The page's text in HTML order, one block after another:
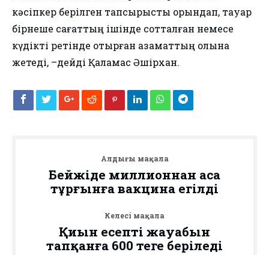
кәсіпкер берілген тапсырысты орындап, тауар
бірнеше сағаттың ішінде сотталған немесе
күдікті ретінде отырған азаматтың қолына
жетеді, –дейді Қаламқас Әшірхан.
Алдыңғы мақала
Бейжіңде миллионнан аса
тұрғынға вакцина егілді
Келесі мақала
Қиын есептің жауабын
тапқанға 600 теңге беріледі